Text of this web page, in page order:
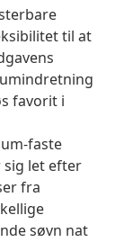
til at
favorit i
faste
let efter
fra
søvn nat